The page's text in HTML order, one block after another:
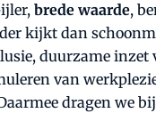
brede waarde,
kijkt dan
duurzame inzet
van
dragen we